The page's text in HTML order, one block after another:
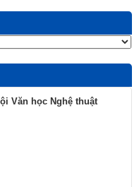
Văn học Nghệ thuật